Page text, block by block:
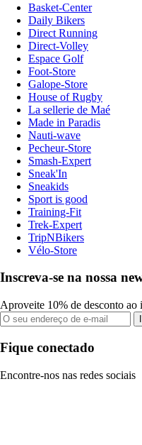
Basket-Center
Daily Bikers
Direct Running
Direct-Volley
Espace Golf
Foot-Store
Galope-Store
House of Rugby
La sellerie de Maé
Made in Paradis
Nauti-wave
Pecheur-Store
Smash-Expert
Sneak'In
Sneakids
Sport is good
Training-Fit
Trek-Expert
TripNBikers
Vélo-Store
Inscreva-se na nossa
Aproveite 10% de desconto ao
Fique conectado
Encontre-nos nas redes sociais